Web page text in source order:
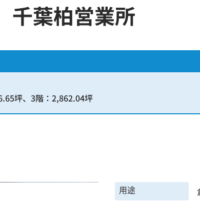
千葉柏営業所
坪、3階：2,862.04坪
用途